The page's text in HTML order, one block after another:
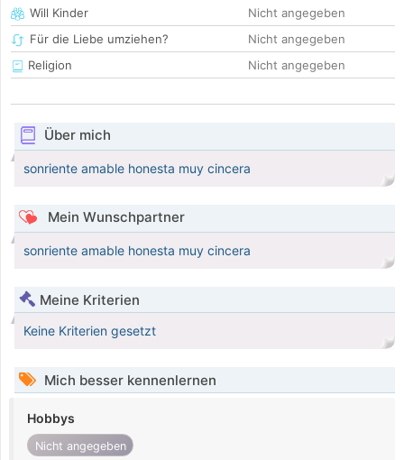
Will Kinder
Nicht angegeben
Für die Liebe umziehen?
Nicht angegeben
Religion
Nicht angegeben
Über mich
sonriente amable honesta muy cincera
Mein Wunschpartner
sonriente amable honesta muy cincera
Meine Kriterien
Keine Kriterien gesetzt
Mich besser kennenlernen
Hobbys
Nicht angegeben